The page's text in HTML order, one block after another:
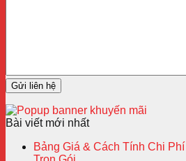
Bài viết mới nhất
Bảng Giá & Cách Tính Chi